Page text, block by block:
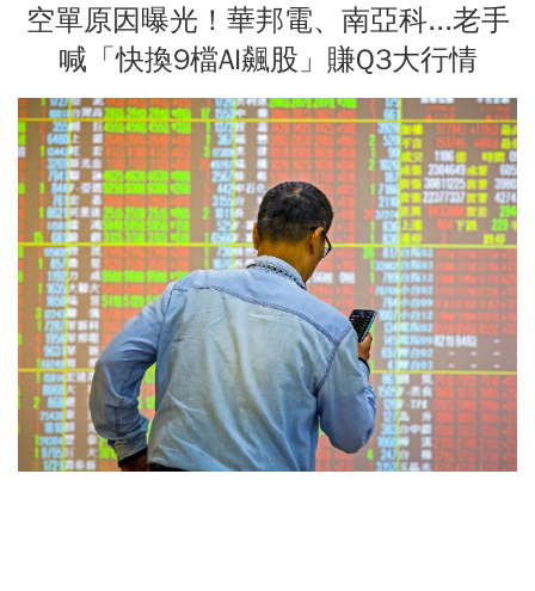
空單原因曝光！華邦電、南亞科...老手
喊「快換9檔AI飆股」賺Q3大行情